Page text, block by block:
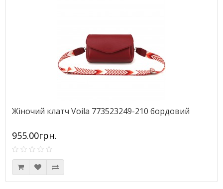
Жіночий клатч Voila 773523249-210 бордовий
955.00грн.